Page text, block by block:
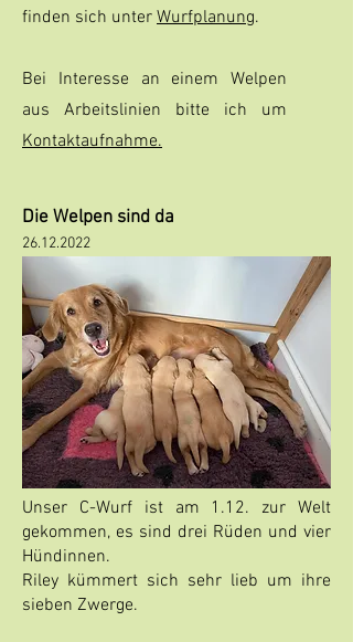
finden sich unter Wurfplanung.
Bei Interesse an einem Welpen
aus Arbeitslinien bitte ich um
Kontaktaufnahme.
Die Welpen sind da
26.12.2022
Unser C-Wurf ist am 1.12. zur Welt
gekommen, es sind drei Rüden und vier
Hündinnen.
Riley kümmert sich sehr lieb um ihre
sieben Zwerge.